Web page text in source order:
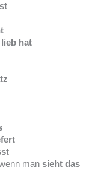
lieb hat
man sieht das